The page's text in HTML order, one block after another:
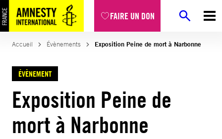
FAIRE UN DON
Accueil Évènements Exposition Peine de mort à Narbonne
ÉVÈNEMENT
Exposition Peine de
mort à Narbonne